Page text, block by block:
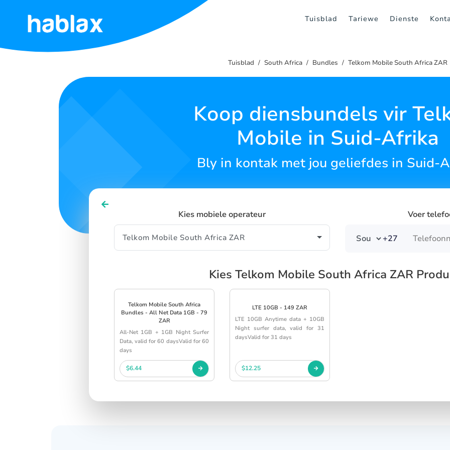
Tuisblad Tariewe Dienste
Tuisblad
Tuisblad South Africa Bundles Telkom Mobile South Africa ZAR
Koop diensbundels vir
Mobile in Suid-Afrika
Bly in kontak met jou geliefdes in Suid-
Kies mobiele operateur Voer
+27
Kies Telkom Mobile South Africa ZAR
Telkom Mobile South Africa
Bundles - All Net Data 1GB - 79
ZAR
All-Net 1GB + 1GB Night Surfer
Data, valid for 60 daysValid for 60
days
$6.44
LTE 10GB - 149 ZAR
LTE 10GB Anytime data + 10GB
Night surfer data, valid for 31
daysValid for 31 days
$12.25